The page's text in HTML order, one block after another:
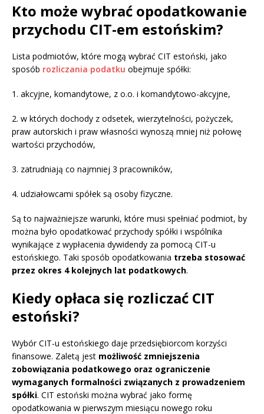
Kto może wybrać opodatkowanie
przychodu CIT-em estońskim?
Lista podmiotów, które mogą wybrać CIT estoński, jako
sposób rozliczania podatku obejmuje spółki:
1. akcyjne, komandytowe, z o.o. i komandytowo-akcyjne,
2. w których dochody z odsetek, wierzytelności, pożyczek,
praw autorskich i praw własności wynoszą mniej niż połowę
wartości przychodów,
3. zatrudniają co najmniej 3 pracowników,
4. udziałowcami spółek są osoby fizyczne.
Są to najważniejsze warunki, które musi spełniać podmiot, by
można było opodatkować przychody spółki i wspólnika
wynikające z wypłacenia dywidendy za pomocą CIT-u
estońskiego. Taki sposób opodatkowania trzeba stosować
przez okres 4 kolejnych lat podatkowych.
Kiedy opłaca się rozliczać CIT
estoński?
Wybór CIT-u estońskiego daje przedsiębiorcom korzyści
finansowe. Zaletą jest możliwość zmniejszenia
zobowiązania podatkowego oraz ograniczenie
wymaganych formalności związanych z prowadzeniem
spółki. CIT estoński można wybrać jako formę
opodatkowania w pierwszym miesiącu nowego roku